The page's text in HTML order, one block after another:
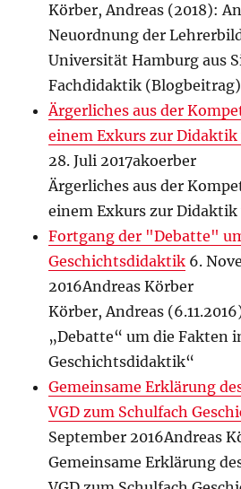
Körber, Andreas (2018):
Neuordnung der
Universität Hamburg aus
Fachdidaktik (Blogbeitrag)
Ärgerliches aus der
einem Exkurs zur
28. Juli 2017akoerber
Ärgerliches aus der
einem Exkurs zur
Fortgang der "Debatte"
Geschichtsdidaktik 6.
2016Andreas Körber
Körber, Andreas
„Debatte“ um die Fakten
Geschichtsdidaktik“
Gemeinsame Erklärung
VGD zum Schulfach
September 2016Andreas
Gemeinsame Erklärung